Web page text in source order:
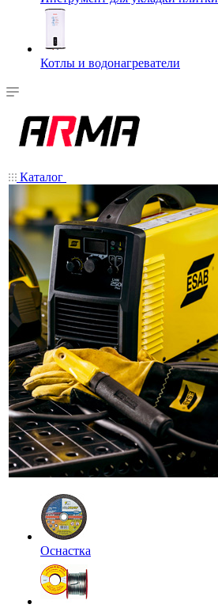
Котлы и водонагреватели
Каталог
Оснастка